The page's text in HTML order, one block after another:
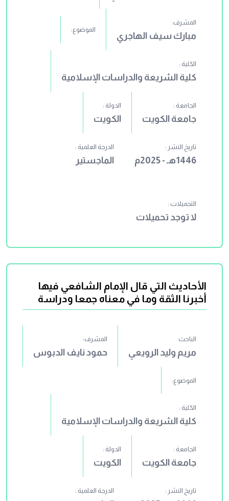
المشرف:
مبارك سيف الهاجري
الموضوع:
الكلية :
كلية الشريعة والدراسات الإسلامية
الجامعة :
جامعة الكويت
الدولة :
الكويت
تاريخ النشر :
1446هـ - 2025م
الدرجة العلمية :
الماجستير
التحميلات :
لا توجد تحميلات
الأحاديث التي قال الإمام الشافعي فيها
أخبرنا الثقة وما في معناه جمعا ودراسة
الباحث
مريم وليد الرويعي
المشرف:
حمود نايف الدبوس
الموضوع:
الكلية :
كلية الشريعة والدراسات الإسلامية
الجامعة :
جامعة الكويت
الدولة :
الكويت
تاريخ النشر : الدرجة العلمية :